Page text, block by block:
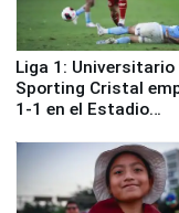
Liga 1: Universitario
Sporting Cristal
1-1 en el Estadio